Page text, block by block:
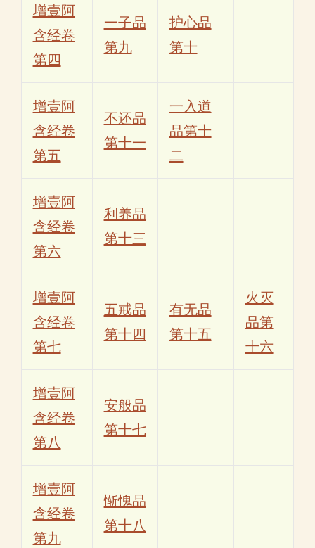
增壹阿
含经卷
第四
一子品
第九
护心品
第十
增壹阿
含经卷
第五
不还品
第十一
一入道
品第十
二
增壹阿
含经卷
第六
利养品
第十三
增壹阿
含经卷
第七
五戒品
第十四
有无品
第十五
火灭
品第
十六
增壹阿
含经卷
第八
安般品
第十七
增壹阿
含经卷
第九
惭愧品
第十八